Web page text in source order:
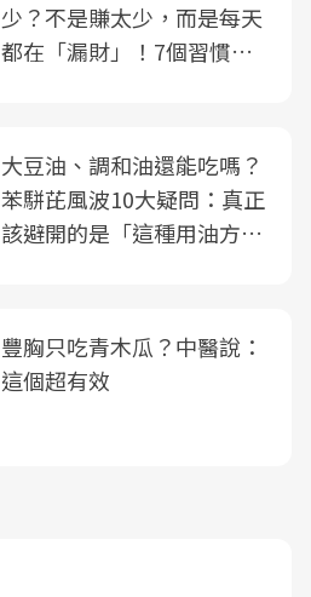
少？不是賺太少，而是每天
都在「漏財」！7個習慣一
大豆油、調和油還能吃嗎？
苯駢芘風波10大疑問：真正
該避開的是「這種用油方
豐胸只吃青木瓜？中醫說：
這個超有效